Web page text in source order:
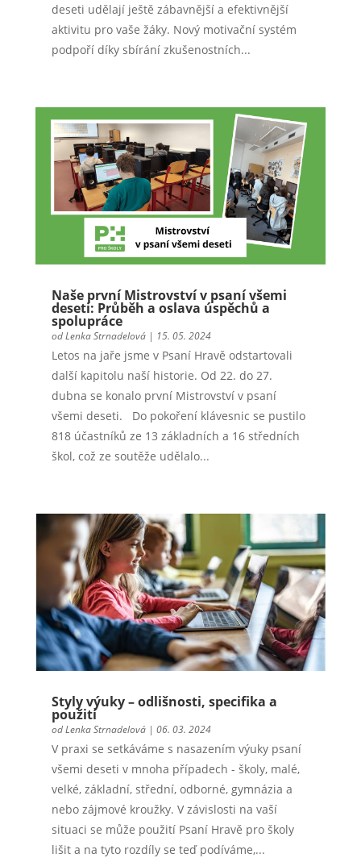
deseti udělají ještě zábavnější a efektivnější
aktivitu pro vaše žáky. Nový motivační systém
podpoří díky sbírání zkušenostních...
Naše první Mistrovství v psaní všemi
deseti: Průběh a oslava úspěchů a
spolupráce
odLenka Strnadelová| 15. 05. 2024
Letos na jaře jsme v Psaní Hravě odstartovali
další kapitolu naší historie. Od 22. do 27.
dubna se konalo první Mistrovství v psaní
všemi deseti. Do pokoření klávesnic se pustilo
818 účastníků ze 13 základních a 16 středních
škol, což ze soutěže udělalo...
Styly výuky – odlišnosti, specifika a
použití
odLenka Strnadelová| 06. 03. 2024
V praxi se setkáváme s nasazením výuky psaní
všemi deseti v mnoha případech - školy, malé,
velké, základní, střední, odborné, gymnázia a
nebo zájmové kroužky. V závislosti na vaší
situaci se může použití Psaní Hravě pro školy
lišit a na tyto rozdíly se teď podíváme,...